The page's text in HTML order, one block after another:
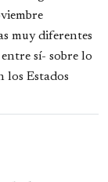
muy diferentes
sí- sobre lo
los Estados